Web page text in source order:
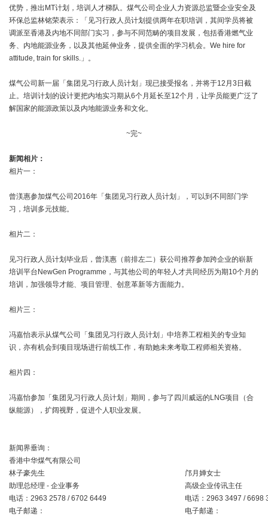
优势，推出MT计划，培训人才梯队。煤气公司企业人力资源总监暨企业安全及
环保总监林铭荣表示：「见习行政人员计划提供两年在职培训，其间学员将被
调派至香港及内地不同部门实习，参与不同范畴的项目发展，包括香港燃气业
务、内地能源业务，以及其他延伸业务，提供全面的学习机会。We hire for
attitude, train for skills.」。
煤气公司新一届「集团见习行政人员计划」现已接受报名，并将于12月3日截
止。培训计划的设计更把内地实习期从6个月延长至12个月，让学员能更广泛了
解国家的能源政策以及内地能源业务和文化。
~完~
新闻相片：
相片一：
曾渼惠参加煤气公司2016年「集团见习行政人员计划」，可以到不同部门学
习，培训多元技能。
相片二：
见习行政人员计划毕业后，曾渼惠（前排左二）获公司推荐参加跨企业的崭新
培训平台NewGen Programme，与其他公司的年轻人才共同经历为期10个月的
培训，加强领导才能、项目管理、创意革新等方面能力。
相片三：
冯嘉怡表示从煤气公司「集团见习行政人员计划」中培养工程相关的专业知
识，亦有机会到项目现场进行前线工作，有助她未来考取工程师相关资格。
相片四：
冯嘉怡参加「集团见习行政人员计划」期间，参与了四川威远的LNG项目（合
纵能源），扩阔视野，促进个人职业发展。
新闻界垂询：
香港中华煤气有限公司
林子豪先生
邝月婵女士
助理总经理 - 企业事务
高级企业传讯主任
电话：2963 2578 / 6702 6449
电话：2963 3497 / 6698
电子邮递：
电子邮递：